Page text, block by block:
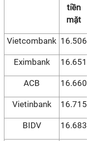
tiền
mặt
Vietcombank 16.506
Eximbank 16.651
ACB 16.660
Vietinbank 16.715
BIDV 16.683